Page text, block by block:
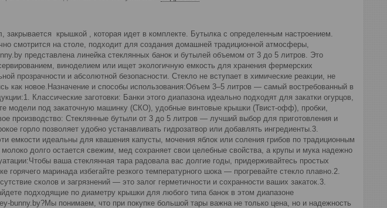
закрывается крышкой , которая идет в комплекте. Бутылка с определенным настроением.
смотрится на столе, подходит для создания домашней традиционной атмосферы,
представлена линейка стеклянных банок и бутылей объемом от 3 до 5 литров. Это
виноделием или ищет экологичную емкость для хранения фермерских
прозрачности и абсолютной безопасности. Стекло не вступает в химические реакции, не
как новое.Назначение и способы использования:Объем 3–5 литров — самый востребованный в
Классические заготовки: Банки этого диапазона идеально подходят для закатки огурцов,
модели под закаточную машинку (СКО), удобные винтовые крышки (Твист-офф), пробки,
производство: Стеклянные бутыли от 3 до 5 литров — лучший выбор для приготовления и
горло позволяет удобно устанавливать гидрозатвор или добавлять ингредиенты.3.
емкости идеальны для квашения капусты, мочения яблок или соления грибов по традиционным
долго остается свежим, мед сохраняет свои целебные свойства, а крупы и мука надежно
ваша стеклянная тара радовала вас долгие годы, придерживайтесь простых
маринада избегайте резкого температурного шока — прогревайте стекло плавно.2.
сколов и загрязнений — это залог герметичности и сохранности ваших закаток.3.
подходящие по диаметру крышки для любого типа банок в этом диапазоне
bunny.by?Мы понимаем, что при покупке большой тары важна не только цена, но и надежность